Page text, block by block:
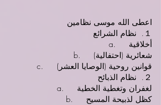
اعطى الله موسى نظامين
１.  نظام الشرائع
a. 	أخلاقية
b.	شعائرية (احتفالية)
c. 	قوانين روحية (الوصايا العشر)
２.  نظام الذبائح
a. 	لغفران وتغطية الخطية
b.	كظل لذبيحة المسيح